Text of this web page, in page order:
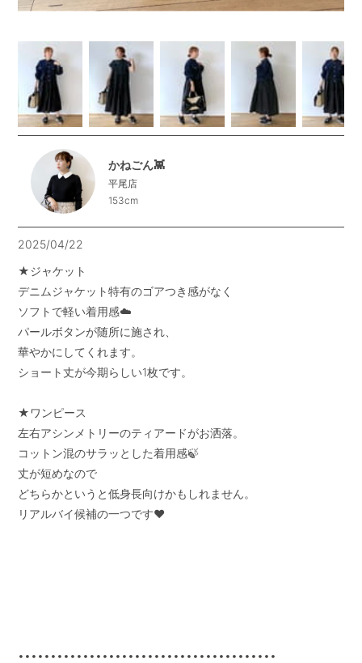
かねごん👾
平尾店
153cm
2025/04/22
★ジャケット
デニムジャケット特有のゴアつき感がなく
ソフトで軽い着用感☁️
パールボタンが随所に施され、
華やかにしてくれます。
ショート丈が今期らしい1枚です。
★ワンピース
左右アシンメトリーのティアードがお洒落。
コットン混のサラッとした着用感🍃
丈が短めなので
どちらかというと低身長向けかもしれません。
リアルバイ候補の一つです♥️
••••••••••••••••••••••••••••••••••••••••